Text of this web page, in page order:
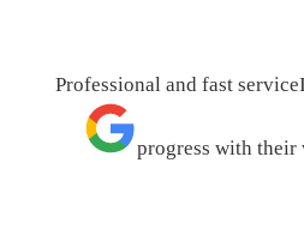
Professional and fast
progress with their